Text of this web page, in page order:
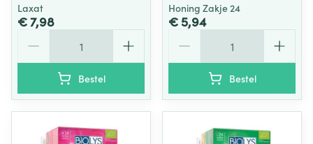
Laxat
€ 7,98
Bestel
Honing Zakje 24
€ 5,94
Bestel